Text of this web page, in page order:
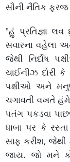
સૌની નૈતિક
"હું પ્રતિજ્ઞા
સવારના વહેલા
જેથી નિર્દોષ
ચાઈનીઝ દોરી
પક્ષીઓ અને
ચગાવતી વખતે
પતંગ પકડવા
ધાબા પર કે
સાફ કરીશ, જેથી
જાય. જો મને